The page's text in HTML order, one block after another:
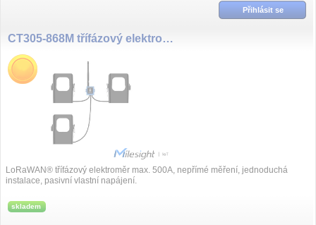
Přihlásit se
CT305-868M třífázový elektroměr s nepřímým měřením, 500A
LoRaWAN® třífázový elektroměr max. 500A, nepřímé měření, jednoduchá
instalace, pasivní vlastní napájení.
skladem